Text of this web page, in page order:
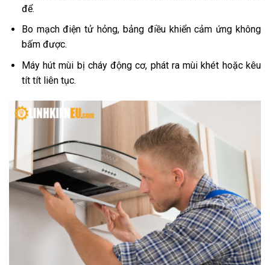
để.
Bo mạch điện tử hỏng, bảng điều khiển cảm ứng không
bấm được.
Máy hút mùi bị cháy động cơ, phát ra mùi khét hoặc kêu
tít tít liên tục.